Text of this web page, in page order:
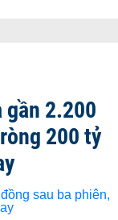
gần 2.200
200 tỷ